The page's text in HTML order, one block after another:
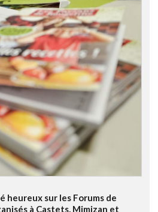
heureux sur les Forums de
à Castets, Mimizan et